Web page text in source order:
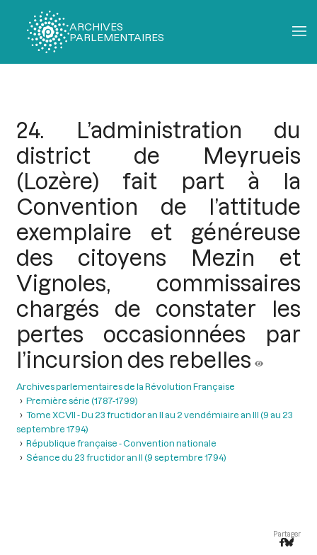
ARCHIVES
PARLEMENTAIRES
24. L’administration du
district de Meyrueis
(Lozère) fait part à la
Convention de l’attitude
exemplaire et généreuse
des citoyens Mezin et
Vignoles, commissaires
chargés de constater les
pertes occasionnées par
l’incursion des rebelles
Archives parlementaires de la Révolution Française
Première série (1787-1799)
Tome XCVII - Du 23 fructidor an II au 2 vendémiaire an III (9 au 23
septembre 1794)
République française - Convention nationale
Séance du 23 fructidor an II (9 septembre 1794)
Partager